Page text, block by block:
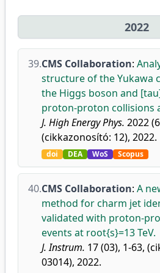
2022
39.CMS Collaboration:
structure of the Yukawa
the Higgs boson and
proton-proton collisions
J. High Energy Phys. 2022
(cikkazonosító: 12), 2022.
doi DEA WoS Scopus
40.CMS Collaboration: A
method for charm jet
validated with proton-
events at root{s}=13 TeV.
J. Instrum. 17 (03), 1-63,
03014), 2022.